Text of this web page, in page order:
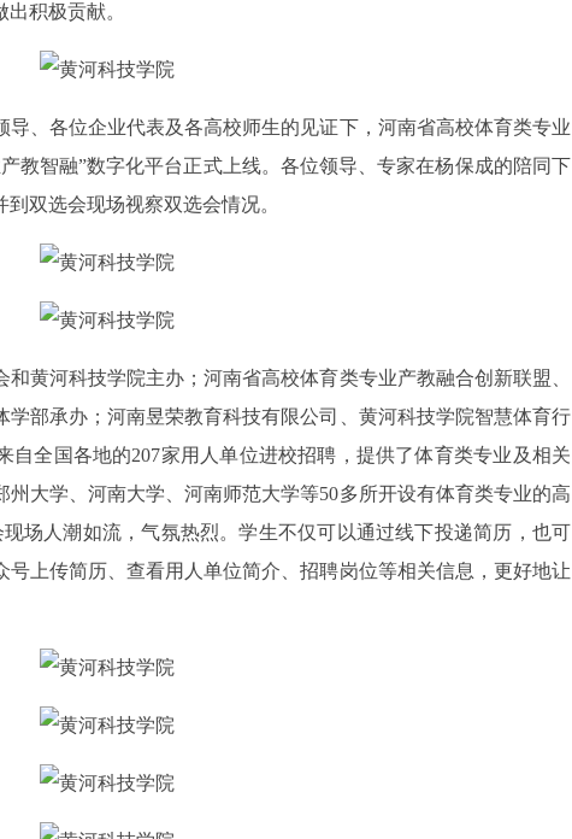
积极贡献。
导、各位企业代表及各高校师生的见证下，河南省高校体育类专业
教智融”数字化平台正式上线。各位领导、专家在杨保成的陪同下
双选会现场视察双选会情况。
黄河科技学院主办；河南省高校体育类专业产教融合创新联盟、
部承办；河南昱荣教育科技有限公司、黄河科技学院智慧体育行
自全国各地的207家用人单位进校招聘，提供了体育类专业及相关
州大学、河南大学、河南师范大学等50多所开设有体育类专业的高
场人潮如流，气氛热烈。学生不仅可以通过线下投递简历，也可
号上传简历、查看用人单位简介、招聘岗位等相关信息，更好地让